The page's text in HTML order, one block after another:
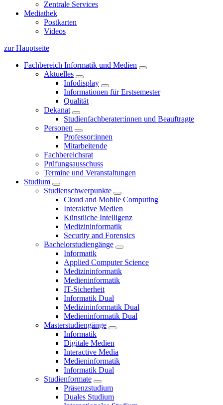
Zentrale Services
Mediathek
Postkarten
Videos
zur Hauptseite
Fachbereich Informatik und Medien
Aktuelles
Infodisplay
Informationen für Erstsemester
Qualität
Dekanat
Studienfachberater:innen und Beauftragte
Personen
Professor:innen
Mitarbeitende
Fachbereichsrat
Prüfungsausschuss
Termine und Veranstaltungen
Studium
Studienschwerpunkte
Cloud and Mobile Computing
Interaktive Medien
Künstliche Intelligenz
Medizininformatik
Security and Forensics
Bachelorstudiengänge
Informatik
Applied Computer Science
Medizininformatik
Medieninformatik
IT-Sicherheit
Informatik Dual
Medizininformatik Dual
Medieninformatik Dual
Masterstudiengänge
Informatik
Digitale Medien
Interactive Media
Medieninformatik
Informatik Dual
Studienformate
Präsenzstudium
Duales Studium